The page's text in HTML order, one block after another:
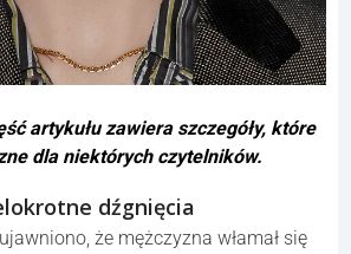
artykułu zawiera szczegóły, które
dla niektórych czytelników.
dźgnięcia
że mężczyzna włamał się